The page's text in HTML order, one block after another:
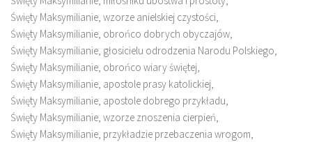
Święty Maksymilianie, wzorze anielskiej czystości,
Święty Maksymilianie, obrońco dobrych obyczajów,
Święty Maksymilianie, głosicielu odrodzenia Narodu Polskiego,
Święty Maksymilianie, obrońco wiary świętej,
Święty Maksymilianie, apostole prasy katolickiej,
Święty Maksymilianie, apostole dobrego przykładu,
Święty Maksymilianie, wzorze znoszenia cierpień,
Święty Maksymilianie, przykładzie przebaczenia wrogom,